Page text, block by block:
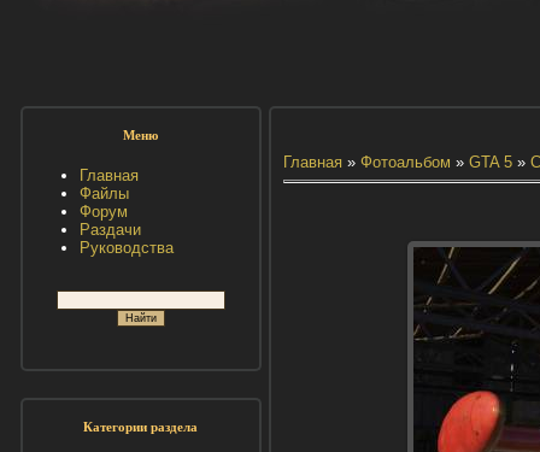
Меню
Главная
Файлы
Форум
Раздачи
Руководства
Категории раздела
Главная» Фотоальбом » GTA 5»